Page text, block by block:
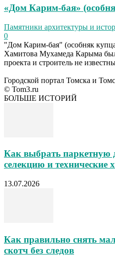
«Дом Карим-бая»
Памятники архитектуры и
0
"Дом Карим-бая" (особняк
Хамитова Мухамеда Карыма был
проекта и строитель не
Городской портал Томска и
© Tom3.ru
БОЛЬШЕ ИСТОРИЙ
Как выбрать паркетную
селекцию и технические
13.07.2026
Как правильно снять
скотч без следов